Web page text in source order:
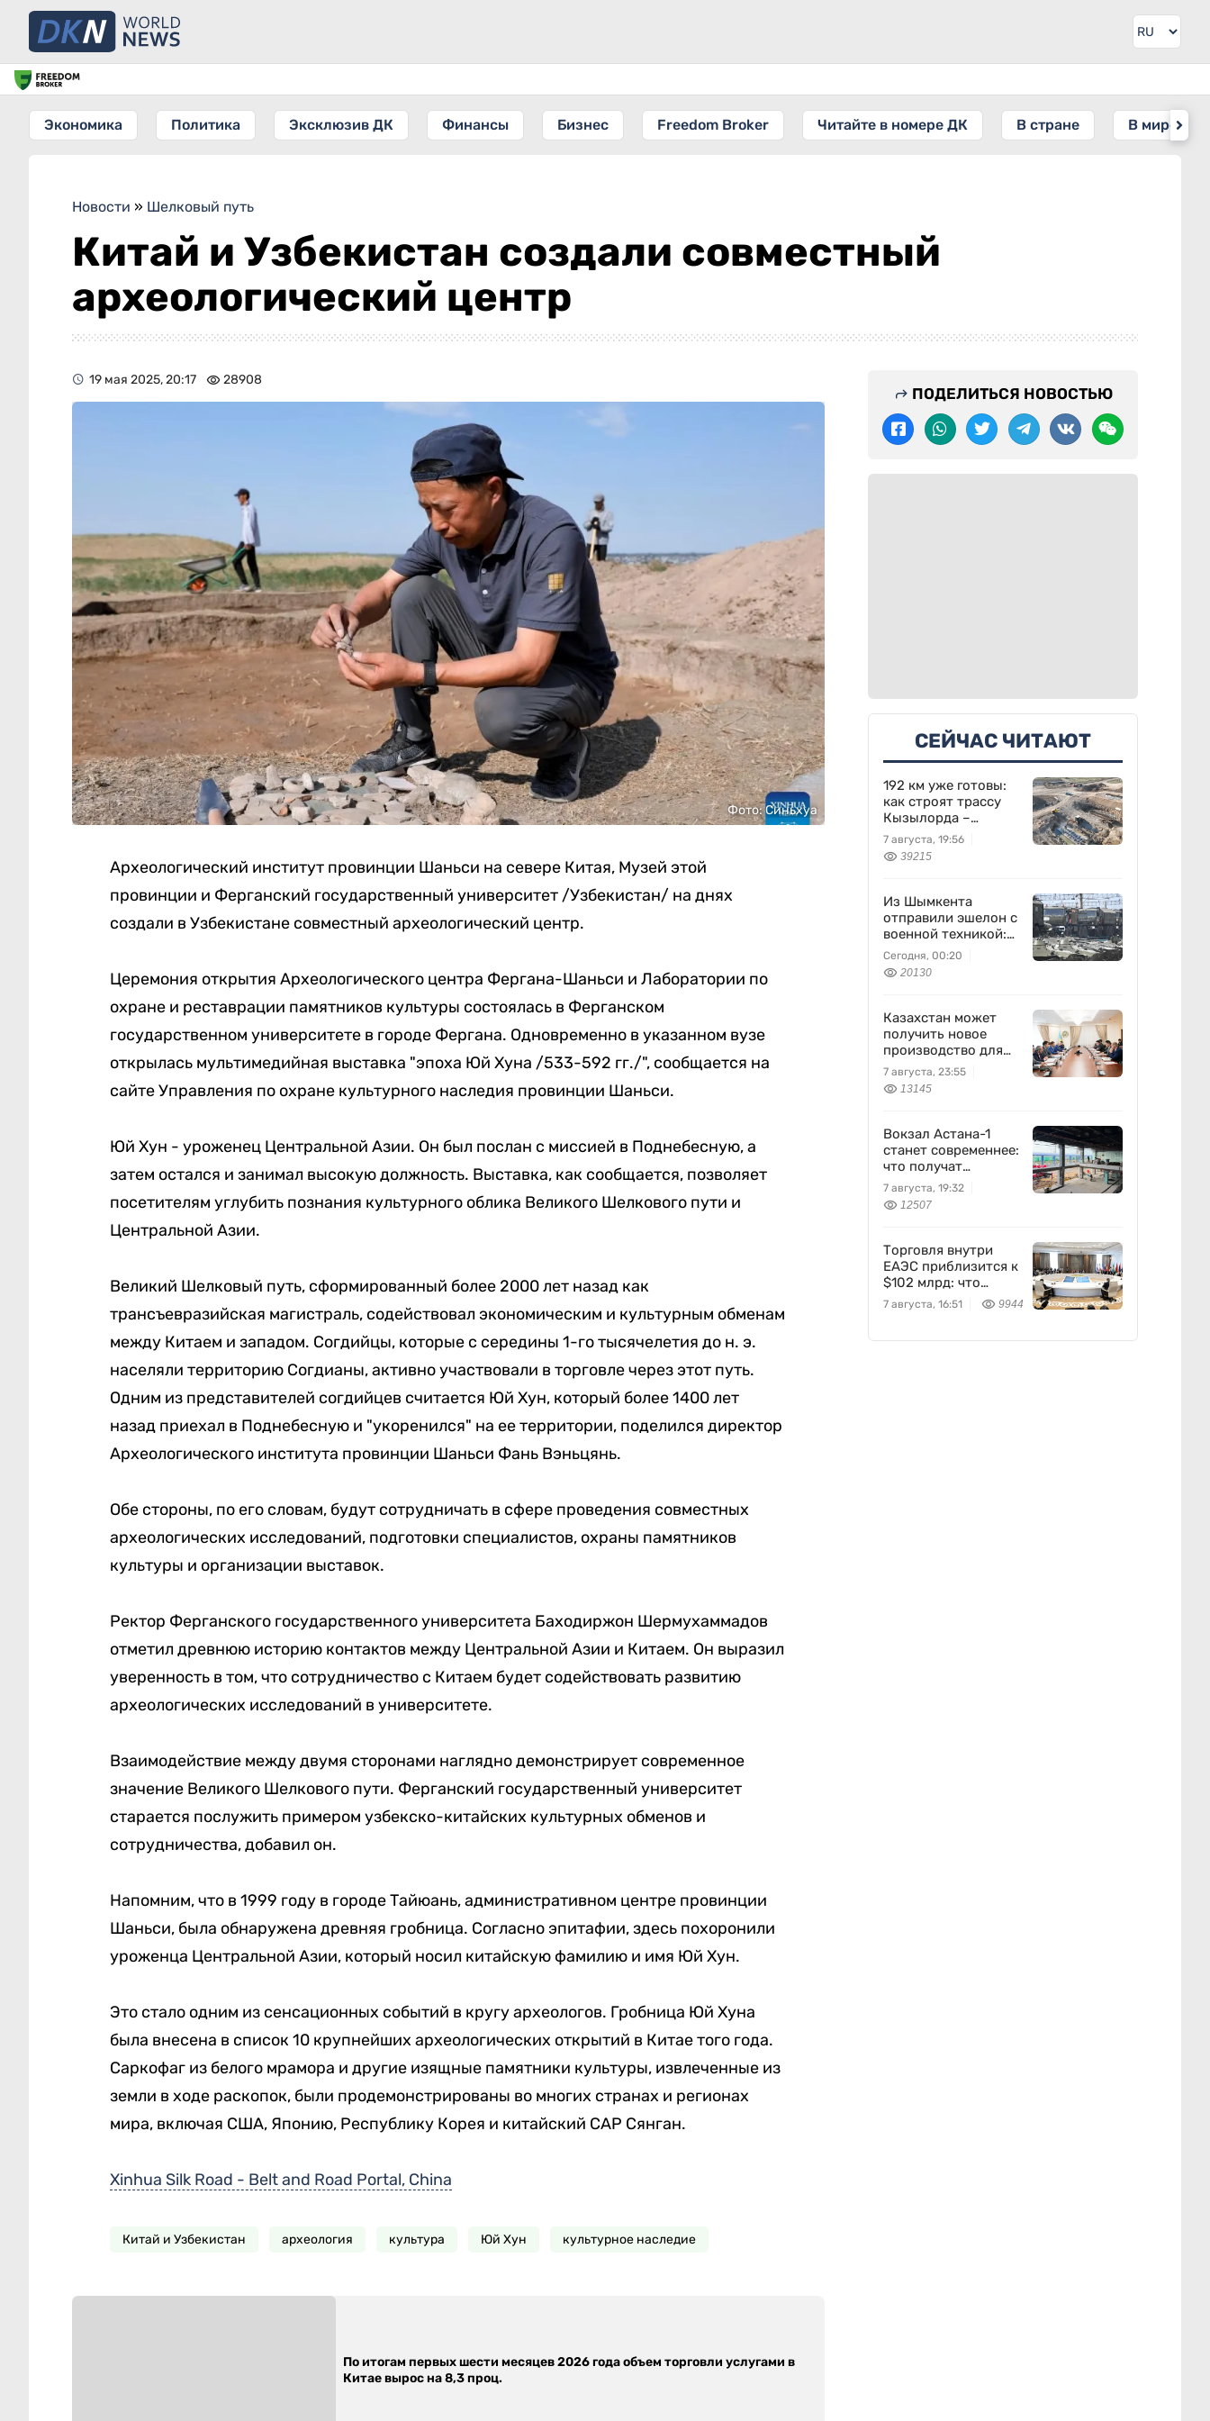
Экономика Политика Эксклюзив ДК Финансы Бизнес Freedom Broker Читайте в номере ДК В стране В мире
Новости » Шелковый путь
Китай и Узбекистан создали совместный
археологический центр
19 мая 2025, 20:17 28908
Фото: Синьхуа
Археологический институт провинции Шаньси на севере Китая, Музей этой
провинции и Ферганский государственный университет /Узбекистан/ на днях
создали в Узбекистане совместный археологический центр.
Церемония открытия Археологического центра Фергана-Шаньси и Лаборатории по
охране и реставрации памятников культуры состоялась в Ферганском
государственном университете в городе Фергана. Одновременно в указанном вузе
открылась мультимедийная выставка "эпоха Юй Хуна /533-592 гг./", сообщается на
сайте Управления по охране культурного наследия провинции Шаньси.
Юй Хун - уроженец Центральной Азии. Он был послан с миссией в Поднебесную, а
затем остался и занимал высокую должность. Выставка, как сообщается, позволяет
посетителям углубить познания культурного облика Великого Шелкового пути и
Центральной Азии.
Великий Шелковый путь, сформированный более 2000 лет назад как
трансъевразийская магистраль, содействовал экономическим и культурным обменам
между Китаем и западом. Согдийцы, которые с середины 1-го тысячелетия до н. э.
населяли территорию Согдианы, активно участвовали в торговле через этот путь.
Одним из представителей согдийцев считается Юй Хун, который более 1400 лет
назад приехал в Поднебесную и "укоренился" на ее территории, поделился директор
Археологического института провинции Шаньси Фань Вэньцянь.
Обе стороны, по его словам, будут сотрудничать в сфере проведения совместных
археологических исследований, подготовки специалистов, охраны памятников
культуры и организации выставок.
Ректор Ферганского государственного университета Баходиржон Шермухаммадов
отметил древнюю историю контактов между Центральной Азии и Китаем. Он выразил
уверенность в том, что сотрудничество с Китаем будет содействовать развитию
археологических исследований в университете.
Взаимодействие между двумя сторонами наглядно демонстрирует современное
значение Великого Шелкового пути. Ферганский государственный университет
старается послужить примером узбекско-китайских культурных обменов и
сотрудничества, добавил он.
Напомним, что в 1999 году в городе Тайюань, административном центре провинции
Шаньси, была обнаружена древняя гробница. Согласно эпитафии, здесь похоронили
уроженца Центральной Азии, который носил китайскую фамилию и имя Юй Хун.
Это стало одним из сенсационных событий в кругу археологов. Гробница Юй Хуна
была внесена в список 10 крупнейших археологических открытий в Китае того года.
Саркофаг из белого мрамора и другие изящные памятники культуры, извлеченные из
земли в ходе раскопок, были продемонстрированы во многих странах и регионах
мира, включая США, Японию, Республику Корея и китайский САР Сянган.
Xinhua Silk Road - Belt and Road Portal, China
Китай и Узбекистан археология культура Юй Хун культурное наследие
По итогам первых шести месяцев 2026 года объем торговли услугами в
Китае вырос на 8,3 проц.
ПОДЕЛИТЬСЯ НОВОСТЬЮ
СЕЙЧАС ЧИТАЮТ
192 км уже готовы:
как строят трассу
Кызылорда –
Жезказган
7 августа, 19:56
39215
Из Шымкента
отправили эшелон с
военной техникой:
что известно
Сегодня, 00:20
20130
Казахстан может
получить новое
производство для
химпрома и
энергетики
7 августа, 23:55
13145
Вокзал Астана-1
станет современнее:
что получат
пассажиры
7 августа, 19:32
12507
Торговля внутри
ЕАЭС приблизится к
$102 млрд: что
предложил
Казахстан
7 августа, 16:51 9944